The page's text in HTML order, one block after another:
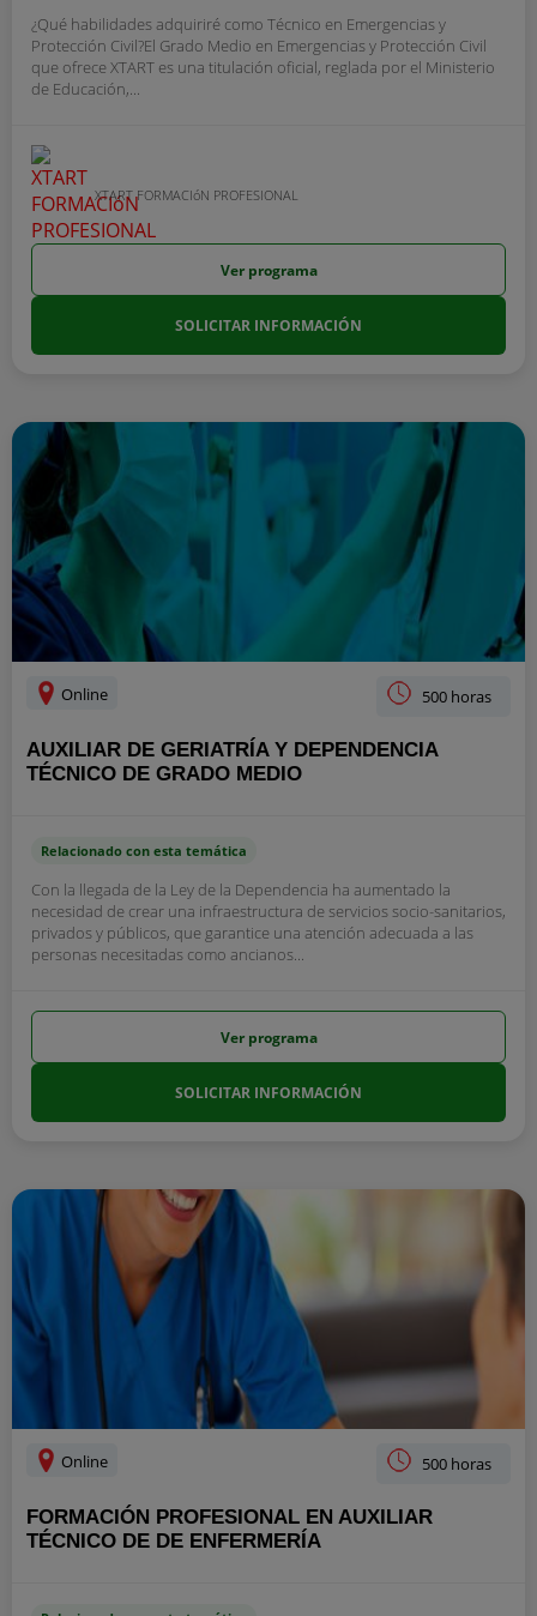
¿Qué habilidades adquiriré como Técnico en Emergencias y
Protección Civil?El Grado Medio en Emergencias y Protección Civil
que ofrece XTART es una titulación oficial, reglada por el Ministerio
de Educación,...
XTART FORMACIóN PROFESIONAL
Ver programa
SOLICITAR INFORMACIÓN
Online 500 horas
AUXILIAR DE GERIATRÍA Y DEPENDENCIA
TÉCNICO DE GRADO MEDIO
Relacionado con esta temática
Con la llegada de la Ley de la Dependencia ha aumentado la
necesidad de crear una infraestructura de servicios socio-sanitarios,
privados y públicos, que garantice una atención adecuada a las
personas necesitadas como ancianos...
Ver programa
SOLICITAR INFORMACIÓN
Online 500 horas
FORMACIÓN PROFESIONAL EN AUXILIAR
TÉCNICO DE DE ENFERMERÍA